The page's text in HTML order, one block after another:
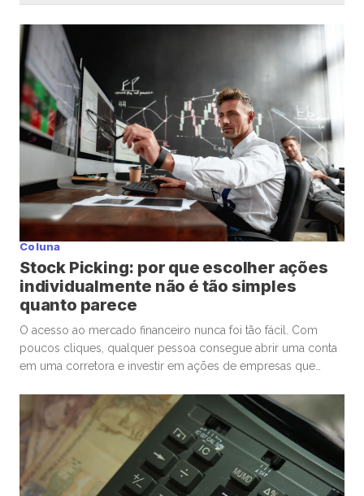
Coluna
Stock Picking: por que escolher ações
individualmente não é tão simples
quanto parece
O acesso ao mercado financeiro nunca foi tão fácil. Com
poucos cliques, qualquer pessoa consegue abrir uma conta
em uma corretora e investir em ações de empresas que
democratizou os investimentos e trouxe milhões de novos
participantes para a bolsa. Mas, junto com essa facilidade,
surgiu um comportamento que […]